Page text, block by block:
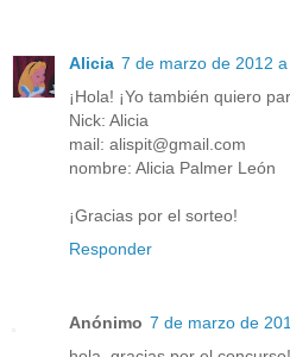
Alicia 7 de marzo de 2012
¡Hola! ¡Yo también quiero
Nick: Alicia
mail: alispit@gmail.com
nombre: Alicia Palmer León
¡Gracias por el sorteo!
Responder
Anónimo 7 de marzo de